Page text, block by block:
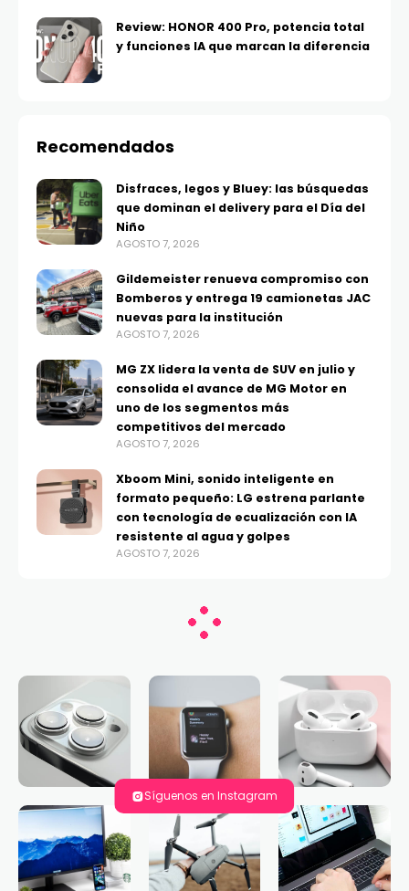
Review: HONOR 400 Pro, potencia total
y funciones IA que marcan la diferencia
Recomendados
Disfraces, legos y Bluey: las búsquedas
que dominan el delivery para el Día del
Niño
AGOSTO 7, 2026
Gildemeister renueva compromiso con
Bomberos y entrega 19 camionetas JAC
nuevas para la institución
AGOSTO 7, 2026
MG ZX lidera la venta de SUV en julio y
consolida el avance de MG Motor en
uno de los segmentos más
competitivos del mercado
AGOSTO 7, 2026
Xboom Mini, sonido inteligente en
formato pequeño: LG estrena parlante
con tecnología de ecualización con IA
resistente al agua y golpes
AGOSTO 7, 2026
Síguenos en Instagram